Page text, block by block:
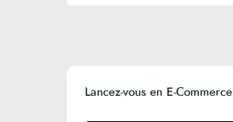
Lancez-vous en E-Commerce